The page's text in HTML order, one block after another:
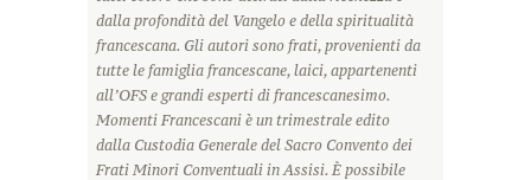
dalla profondità del Vangelo e della spiritualità
francescana. Gli autori sono frati, provenienti da
tutte le famiglia francescane, laici, appartenenti
all’OFS e grandi esperti di francescanesimo.
Momenti Francescani è un trimestrale edito
dalla Custodia Generale del Sacro Convento dei
Frati Minori Conventuali in Assisi. È possibile